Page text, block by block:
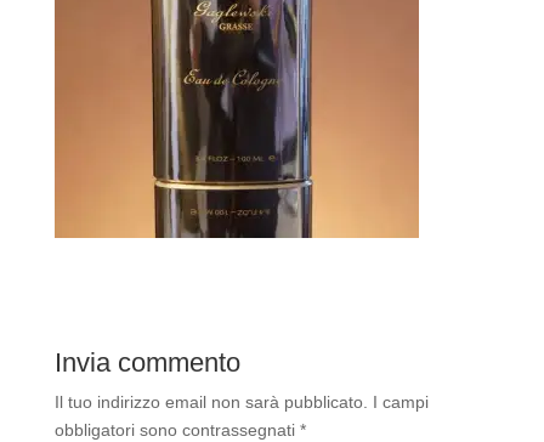
Invia commento
Il tuo indirizzo email non sarà pubblicato. I campi
obbligatori sono contrassegnati *